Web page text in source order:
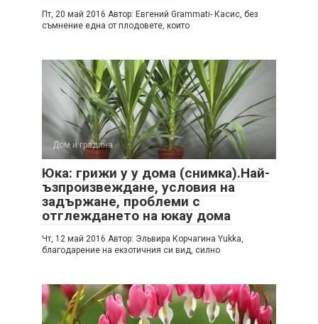
Пт, 20 май 2016 Автор: Евгений Grammati- Касис, без
съмнение една от плодовете, които
Дом и градина
Юка: грижи у у дома (снимка).Най-
ъзпроизвеждане, условия на
задържане, проблеми с
отглеждането на юкау дома
Чт, 12 май 2016 Автор: Эльвира Корчагина Yukka,
благодарение на екзотичния си вид, силно